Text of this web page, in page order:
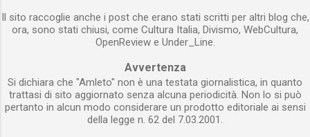
conteneva in sé un messaggio. L’io narrante
dichiara fin dall’inizio che i tentativi di
racconto altro non è che la spiegazione del
perché si è deciso di rinunciare all’impresa di...
Il sito raccoglie anche i post che erano stati scritti per altri blog che,
ora, sono stati chiusi, come Cultura Italia, Divismo, WebCultura,
OpenReview e Under_Line.
Avvertenza
Si dichiara che "Amleto" non è una testata giornalistica, in quanto
trattasi di sito aggiornato senza alcuna periodicità. Non lo si può
pertanto in alcun modo considerare un prodotto editoriale ai sensi
della legge n. 62 del 7.03.2001.